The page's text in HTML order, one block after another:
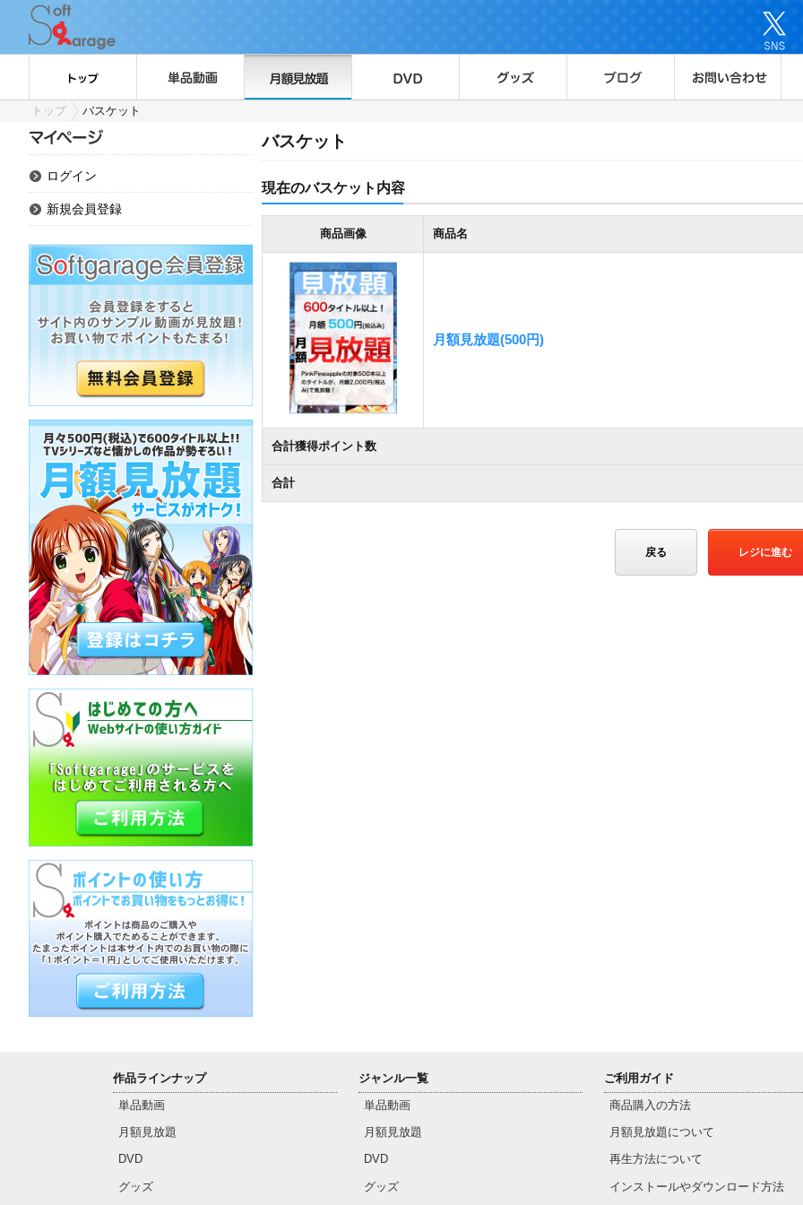
トップ バスケット
ログイン
新規会員登録
バスケット
現在のバスケット内容
商品画像 商品名
月額見放題(500円)
合計獲得ポイント数
合計
戻る レジに進む
作品ラインナップ
単品動画
月額見放題
DVD
グッズ
ジャンル一覧
単品動画
月額見放題
DVD
グッズ
ご利用ガイド
商品購入の方法
月額見放題について
再生方法について
インストールやダウンロード方法